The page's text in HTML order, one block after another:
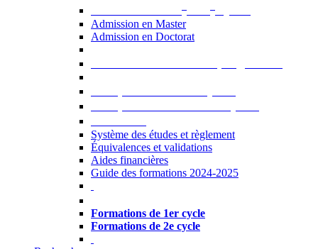
Admission en Master
Admission en Doctorat
Système des études et règlement
Équivalences et validations
Aides financières
Guide des formations 2024-2025
Formations de 1er cycle
Formations de 2e cycle